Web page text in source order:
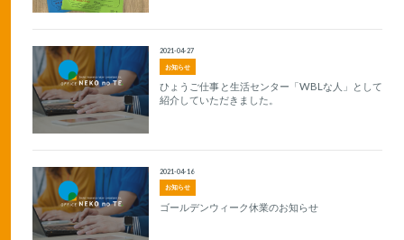
お知らせ
2021-04-27
ひょうご仕事と生活センター「WBLな人」として
紹介していただきました。
お知らせ
2021-04-16
ゴールデンウィーク休業のお知らせ